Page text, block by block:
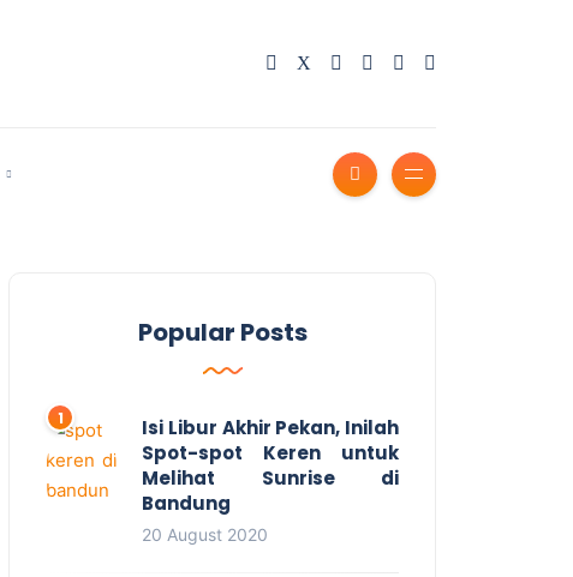
Popular Posts
Isi Libur Akhir Pekan, Inilah
Spot-spot Keren untuk
Melihat Sunrise di
Bandung
20 August 2020